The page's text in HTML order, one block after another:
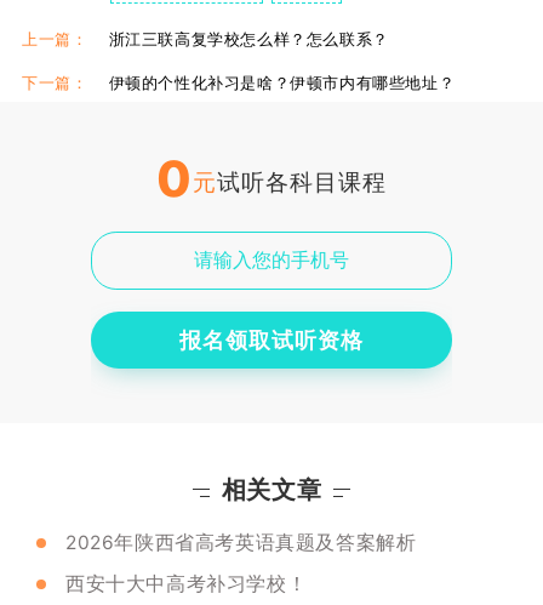
西安伊顿中高考补习
上一篇： 浙江三联高复学校怎么样？怎么联系？
下一篇： 伊顿的个性化补习是啥？伊顿市内有哪些地址？
0元试听各科目课程
报名领取试听资格
相关文章
2026年陕西省高考英语真题及答案解析
西安十大中高考补习学校！